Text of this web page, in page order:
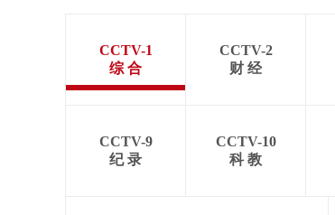
CCTV-1
综 合
CCTV-2
财 经
CCTV-9
纪 录
CCTV-10
科 教